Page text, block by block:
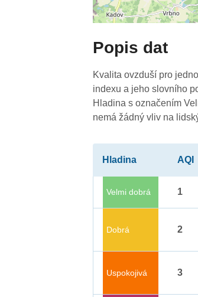
Popis dat
Kvalita ovzduší pro
indexu a jeho slovního
Hladina s označením
nemá žádný vliv na
Hladina AQI
Velmi dobrá 1
Dobrá 2
Uspokojivá 3